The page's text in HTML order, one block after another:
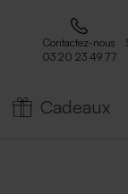
Contactez-nous
03 20 23 49 77
Cadeaux